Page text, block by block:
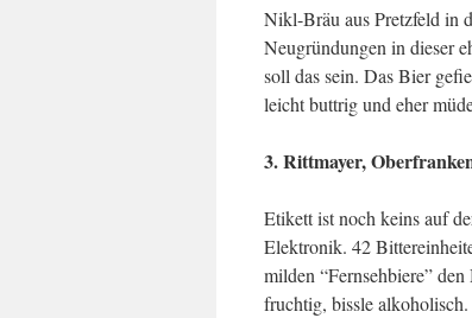
Nikl-Bräu aus Pretzfeld in
Neugründungen in dieser
soll das sein. Das Bier
leicht buttrig und eher
3. Rittmayer,
Etikett ist noch keins auf
Elektronik. 42
milden “Fernsehbiere”
fruchtig, bissle alkoholisch.